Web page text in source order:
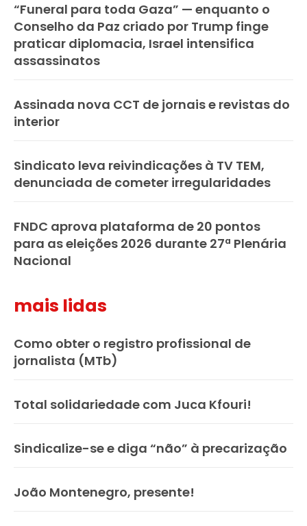
“Funeral para toda Gaza” — enquanto o
Conselho da Paz criado por Trump finge
praticar diplomacia, Israel intensifica
assassinatos
Assinada nova CCT de jornais e revistas do
interior
Sindicato leva reivindicações à TV TEM,
denunciada de cometer irregularidades
FNDC aprova plataforma de 20 pontos
para as eleições 2026 durante 27ª Plenária
Nacional
mais lidas
Como obter o registro profissional de
jornalista (MTb)
Total solidariedade com Juca Kfouri!
Sindicalize-se e diga “não” à precarização
João Montenegro, presente!